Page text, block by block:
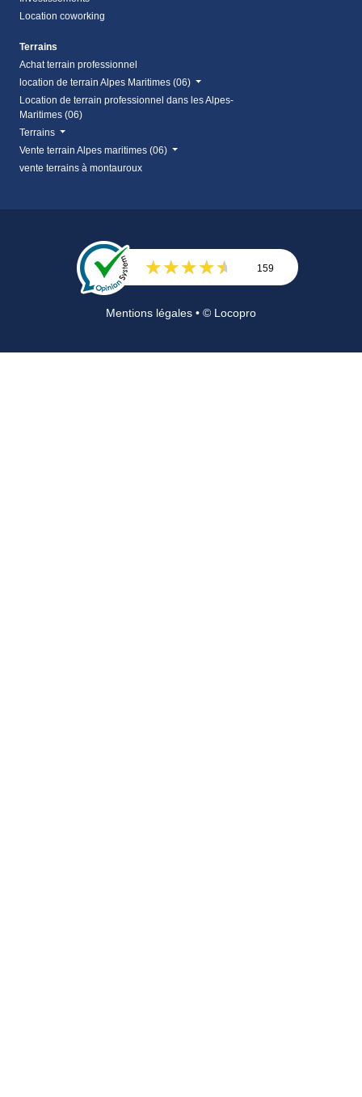
Location coworking
Terrains
Achat terrain professionnel
location de terrain Alpes Maritimes (06)
Location de terrain professionnel dans les Alpes-
Maritimes (06)
Terrains
Vente terrain Alpes maritimes (06)
vente terrains à montauroux
159
Mentions légales • © Locopro